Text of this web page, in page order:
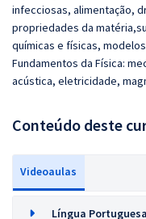
infecciosas, alimentação,
propriedades da
químicas e físicas,
Fundamentos da Física:
acústica, eletricidade,
Conteúdo deste
Videoaulas
Língua Portuguesa